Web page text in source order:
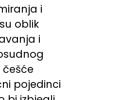
i
oblik
i
češće
pojedinci